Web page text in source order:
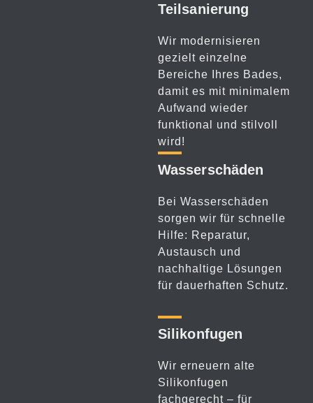
Teil­sanierung
Wir modernisieren
gezielt einzelne
Bereiche Ihres Bades,
damit es mit minimalem
Aufwand wieder
funktional und stilvoll
wird!
Wasser­schäden
Bei Wasserschäden
sorgen wir für schnelle
Hilfe: Reparatur,
Austausch und
nachhaltige Lösungen
für dauerhaften Schutz.
Silikon­fugen
Wir erneuern alte
Silikonfugen
fachgerecht – für